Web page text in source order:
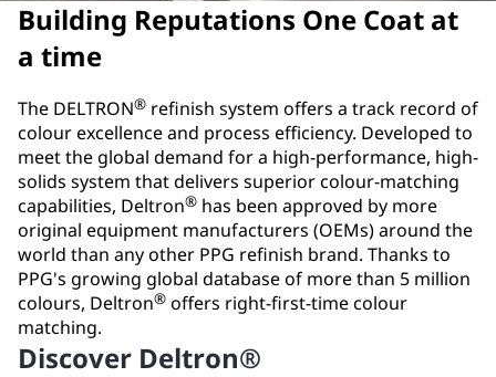
Building Reputations One Coat at
a time
The DELTRON® refinish system offers a track record of
colour excellence and process efficiency. Developed to
meet the global demand for a high-performance, high-
solids system that delivers superior colour-matching
capabilities, Deltron® has been approved by more
original equipment manufacturers (OEMs) around the
world than any other PPG refinish brand. Thanks to
PPG's growing global database of more than 5 million
colours, Deltron® offers right-first-time colour
matching.
Discover Deltron®